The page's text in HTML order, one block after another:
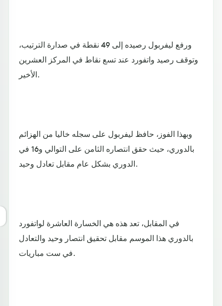
ورفع ليفربول رصيده إلى 49 نقطة في صدارة الترتيب،
وتوقف رصيد واتفورد عند تسع نقاط في المركز العشرين
الأخير.
وبهذا الفوز، حافظ ليفربول على سجله خاليا من الهزائم
بالدوري، حيث حقق انتصاره الثامن على التوالي و16 في
الدوري بشكل عام مقابل تعادل وحيد.
في المقابل، تعد هذه هي الخسارة العاشرة لواتفورد
بالدوري هذا الموسم مقابل تحقيق انتصار وحيد والتعادل
في ست مباريات.